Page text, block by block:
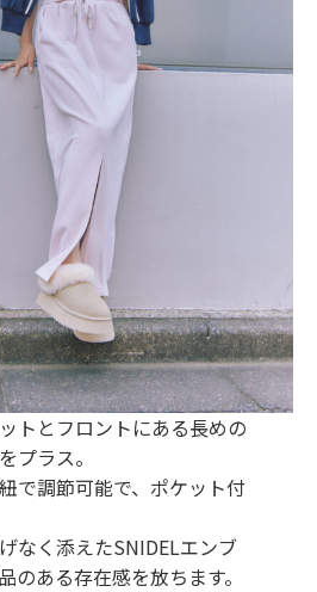
トとフロントにある長めの
プラス。
で調節可能で、ポケット付
なく添えたSNIDELエンブ
のある存在感を放ちます。